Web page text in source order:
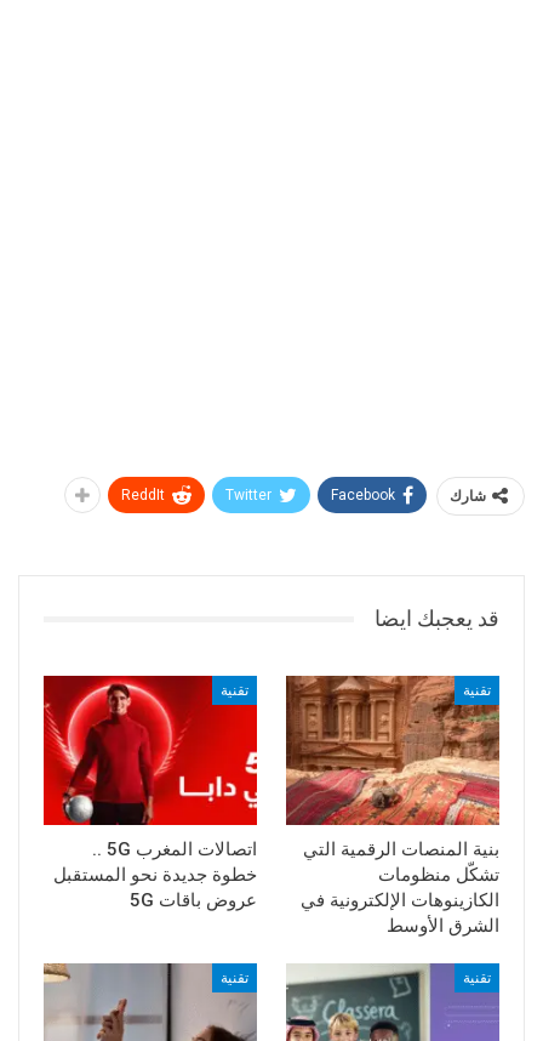
شارك Facebook
Twitter
ReddIt
قد يعجبك ايضا
تقنية
بنية المنصات الرقمية التي
تشكّل منظومات
الكازينوهات الإلكترونية في
الشرق الأوسط
تقنية
اتصالات المغرب 5G ..
خطوة جديدة نحو المستقبل
عروض باقات 5G
تقنية تقنية